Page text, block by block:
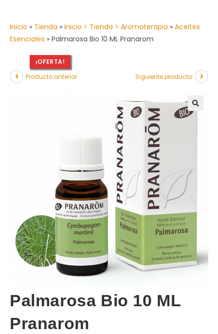
Inicio » Tienda » Inicio > Tienda > Aromaterapia » Aceites
Esenciales » Palmarosa Bio 10 ML Pranarom
¡OFERTA!
Producto anterior
Siguiente producto
Palmarosa Bio 10 ML
Pranarom